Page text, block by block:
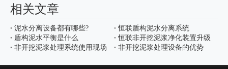
相关文章
泥水分离设备都有哪些?
恒联盾构泥水分离系统
盾构泥水平衡是什么
恒联非开挖泥浆净化装置升级
非开挖泥浆处理系统使用现场
非开挖泥浆处理设备的优势